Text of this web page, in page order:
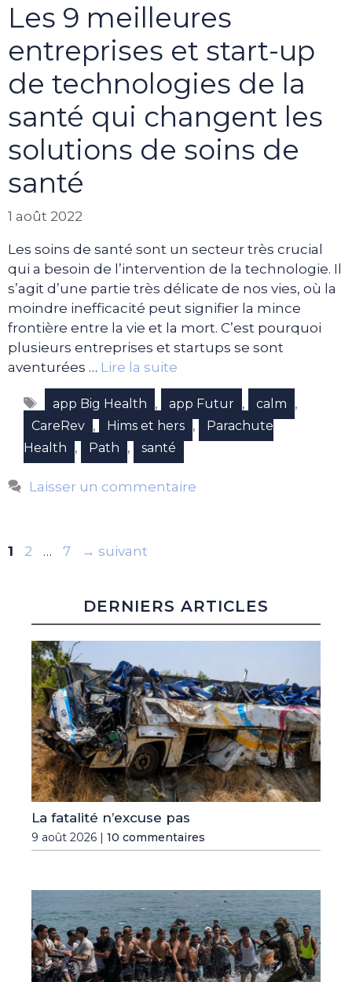
Les 9 meilleures
entreprises et start-up
de technologies de la
santé qui changent les
solutions de soins de
santé
1 août 2022
Les soins de santé sont un secteur très crucial
qui a besoin de l’intervention de la technologie. Il
s’agit d’une partie très délicate de nos vies, où la
moindre inefficacité peut signifier la mince
frontière entre la vie et la mort. C’est pourquoi
plusieurs entreprises et startups se sont
aventurées … Lire la suite
Étiquettes
app Big Health , app Futur , calm ,
CareRev , Hims et hers ,
Parachute
Health
, Path , santé
Laisser un commentaire
Page
1 Page
2 … Page
7 → suivant
DERNIERS ARTICLES
La fatalité n’excuse pas
9 août 2026 | 10 commentaires